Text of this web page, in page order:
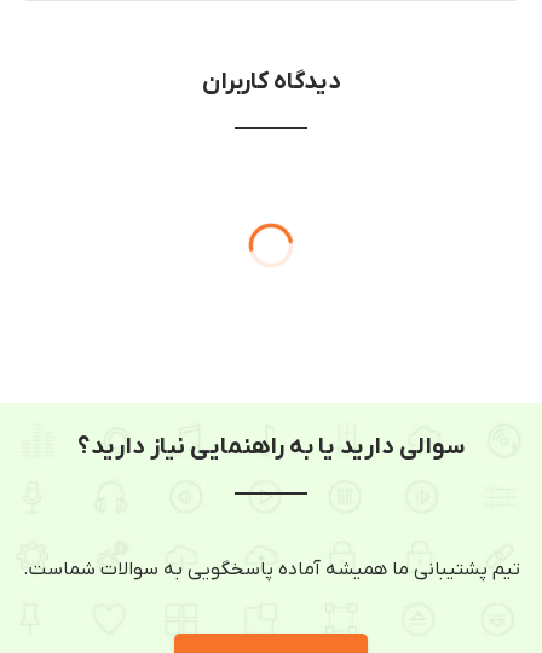
دیدگاه کاربران
سوالی دارید یا به راهنمایی نیاز دارید؟
تیم پشتیبانی ما همیشه آماده پاسخگویی به سوالات شماست.